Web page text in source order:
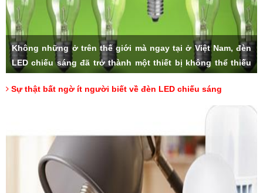
Không những ở trên thế giới mà ngay tại ở Việt Nam, đèn
LED chiếu sáng đã trở thành một thiết bị không thể thiếu
độ ưa chuộng của người tiêu dùng, sản phẩm đèn LED
nhanh chóng trở thành lựa chọn hàng đầu khi chúng ta có
đã thực sự hiểu về đèn LED cùng những thông số đặc biệt
Sự thật bất ngờ ít người biết về đèn LED chiếu sáng